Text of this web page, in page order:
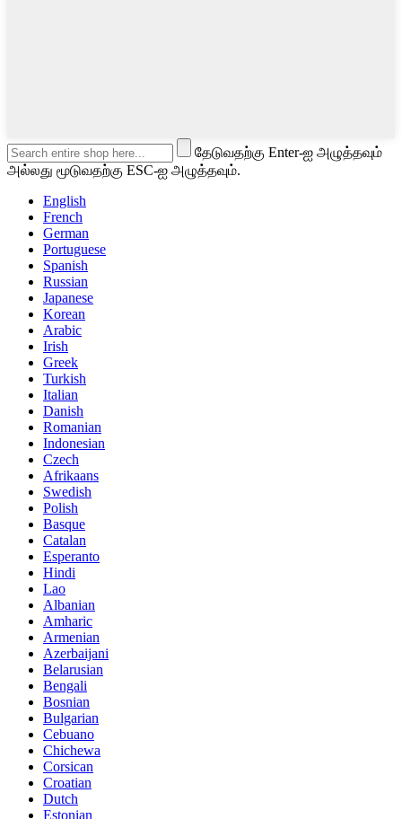
தேடுவதற்கு Enter-ஐ அழுத்தவும்
அல்லது மூடுவதற்கு ESC-ஐ அழுத்தவும்.
English
French
German
Portuguese
Spanish
Russian
Japanese
Korean
Arabic
Irish
Greek
Turkish
Italian
Danish
Romanian
Indonesian
Czech
Afrikaans
Swedish
Polish
Basque
Catalan
Esperanto
Hindi
Lao
Albanian
Amharic
Armenian
Azerbaijani
Belarusian
Bengali
Bosnian
Bulgarian
Cebuano
Chichewa
Corsican
Croatian
Dutch
Estonian